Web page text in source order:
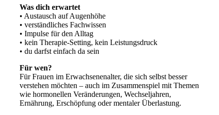
Was dich erwartet
• Austausch auf Augenhöhe
• verständliches Fachwissen
• Impulse für den Alltag
• kein Therapie-Setting, kein Leistungsdruck
• du darfst einfach da sein
Für wen?
Für Frauen im Erwachsenenalter, die sich selbst besser
verstehen möchten – auch im Zusammenspiel mit Themen
wie hormonellen Veränderungen, Wechseljahren,
Ernährung, Erschöpfung oder mentaler Überlastung.